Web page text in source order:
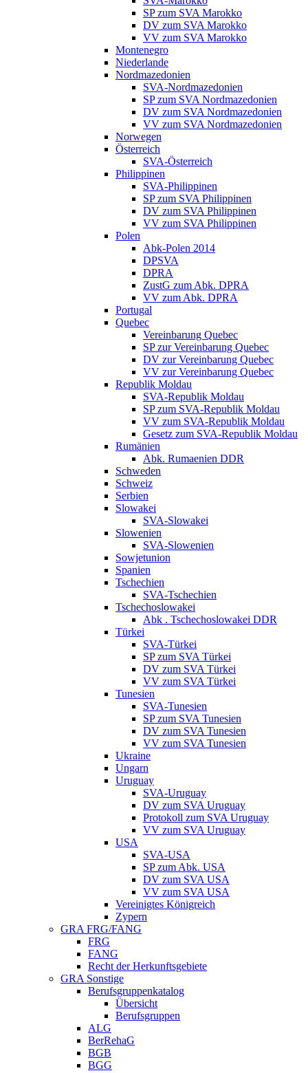
SP zum SVA Marokko
DV zum SVA Marokko
VV zum SVA Marokko
Montenegro
Niederlande
Nordmazedonien
SVA-Nordmazedonien
SP zum SVA Nordmazedonien
DV zum SVA Nordmazedonien
VV zum SVA Nordmazedonien
Norwegen
Österreich
SVA-Österreich
Philippinen
SVA-Philippinen
SP zum SVA Philippinen
DV zum SVA Philippinen
VV zum SVA Philippinen
Polen
Abk-Polen 2014
DPSVA
DPRA
ZustG zum Abk. DPRA
VV zum Abk. DPRA
Portugal
Quebec
Vereinbarung Quebec
SP zur Vereinbarung Quebec
DV zur Vereinbarung Quebec
VV zur Vereinbarung Quebec
Republik Moldau
SVA-Republik Moldau
SP zum SVA-Republik Moldau
VV zum SVA-Republik Moldau
Gesetz zum SVA-Republik Moldau
Rumänien
Abk. Rumaenien DDR
Schweden
Schweiz
Serbien
Slowakei
SVA-Slowakei
Slowenien
SVA-Slowenien
Sowjetunion
Spanien
Tschechien
SVA-Tschechien
Tschechoslowakei
Abk . Tschechoslowakei DDR
Türkei
SVA-Türkei
SP zum SVA Türkei
DV zum SVA Türkei
VV zum SVA Türkei
Tunesien
SVA-Tunesien
SP zum SVA Tunesien
DV zum SVA Tunesien
VV zum SVA Tunesien
Ukraine
Ungarn
Uruguay
SVA-Uruguay
DV zum SVA Uruguay
Protokoll zum SVA Uruguay
VV zum SVA Uruguay
USA
SVA-USA
SP zum Abk. USA
DV zum SVA USA
VV zum SVA USA
Vereinigtes Königreich
Zypern
GRA FRG/FANG
FRG
FANG
Recht der Herkunftsgebiete
GRA Sonstige
Berufsgruppenkatalog
Übersicht
Berufsgruppen
ALG
BerRehaG
BGB
BGG